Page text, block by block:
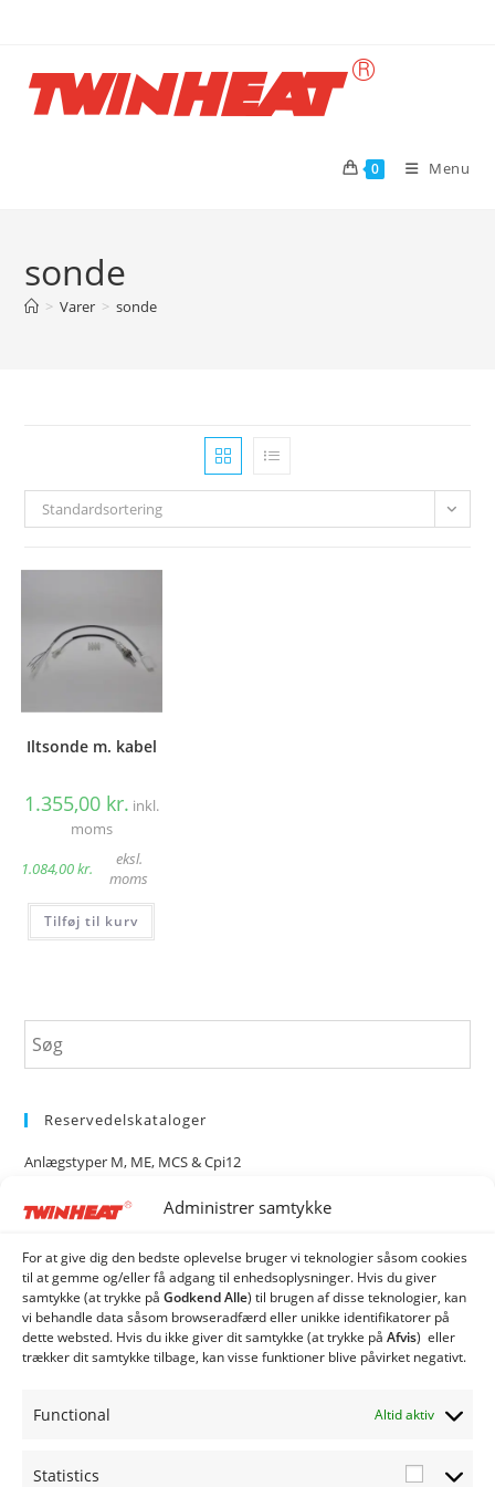
Administrer samtykke
For at give dig den bedste oplevelse bruger vi teknologier såsom cookies
til at gemme og/eller få adgang til enhedsoplysninger. Hvis du giver
samtykke (at trykke på Godkend Alle) til brugen af ​​disse teknologier, kan
vi behandle data såsom browseradfærd eller unikke identifikatorer på
dette websted. Hvis du ikke giver dit samtykke (at trykke på Afvis) eller
trækker dit samtykke tilbage, kan visse funktioner blive påvirket negativt.
Functional Altid aktiv
Statistics
content
0 Menu
sonde
> Varer > sonde
Standardsortering
Iltsonde m. kabel
1.355,00 kr. inkl.
moms
1.084,00kr.
eksl.
moms
Tilføj til kurv
Reservedelskataloger
Anlægstyper M, ME, MCS & Cpi12
Anlægstyper CS120i, CS150i & CS250i
Rotag 2500 & 4500
Reservedelskatalog TW-1
Kategorier
Twinheat Anlæg